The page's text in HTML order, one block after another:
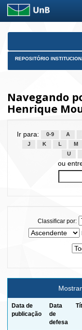
Skip
REPOSITÓRIO
Navegando
Henrique
Ir para: 0-9 A
J
K L M
U
ou
Classificar por:
Data de
publicação
Data
de
defesa